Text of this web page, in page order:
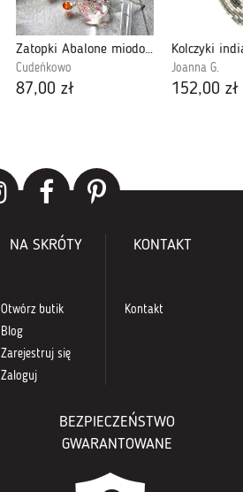
Zatopki Abalone miodowe
Cudeńkowo
87,00 zł
Joanna G.
152,00 zł
NA SKRÓTY
Otwórz butik
Blog
Zarejestruj się
Zaloguj
KONTAKT
Kontakt
BEZPIECZEŃSTWO
GWARANTOWANE